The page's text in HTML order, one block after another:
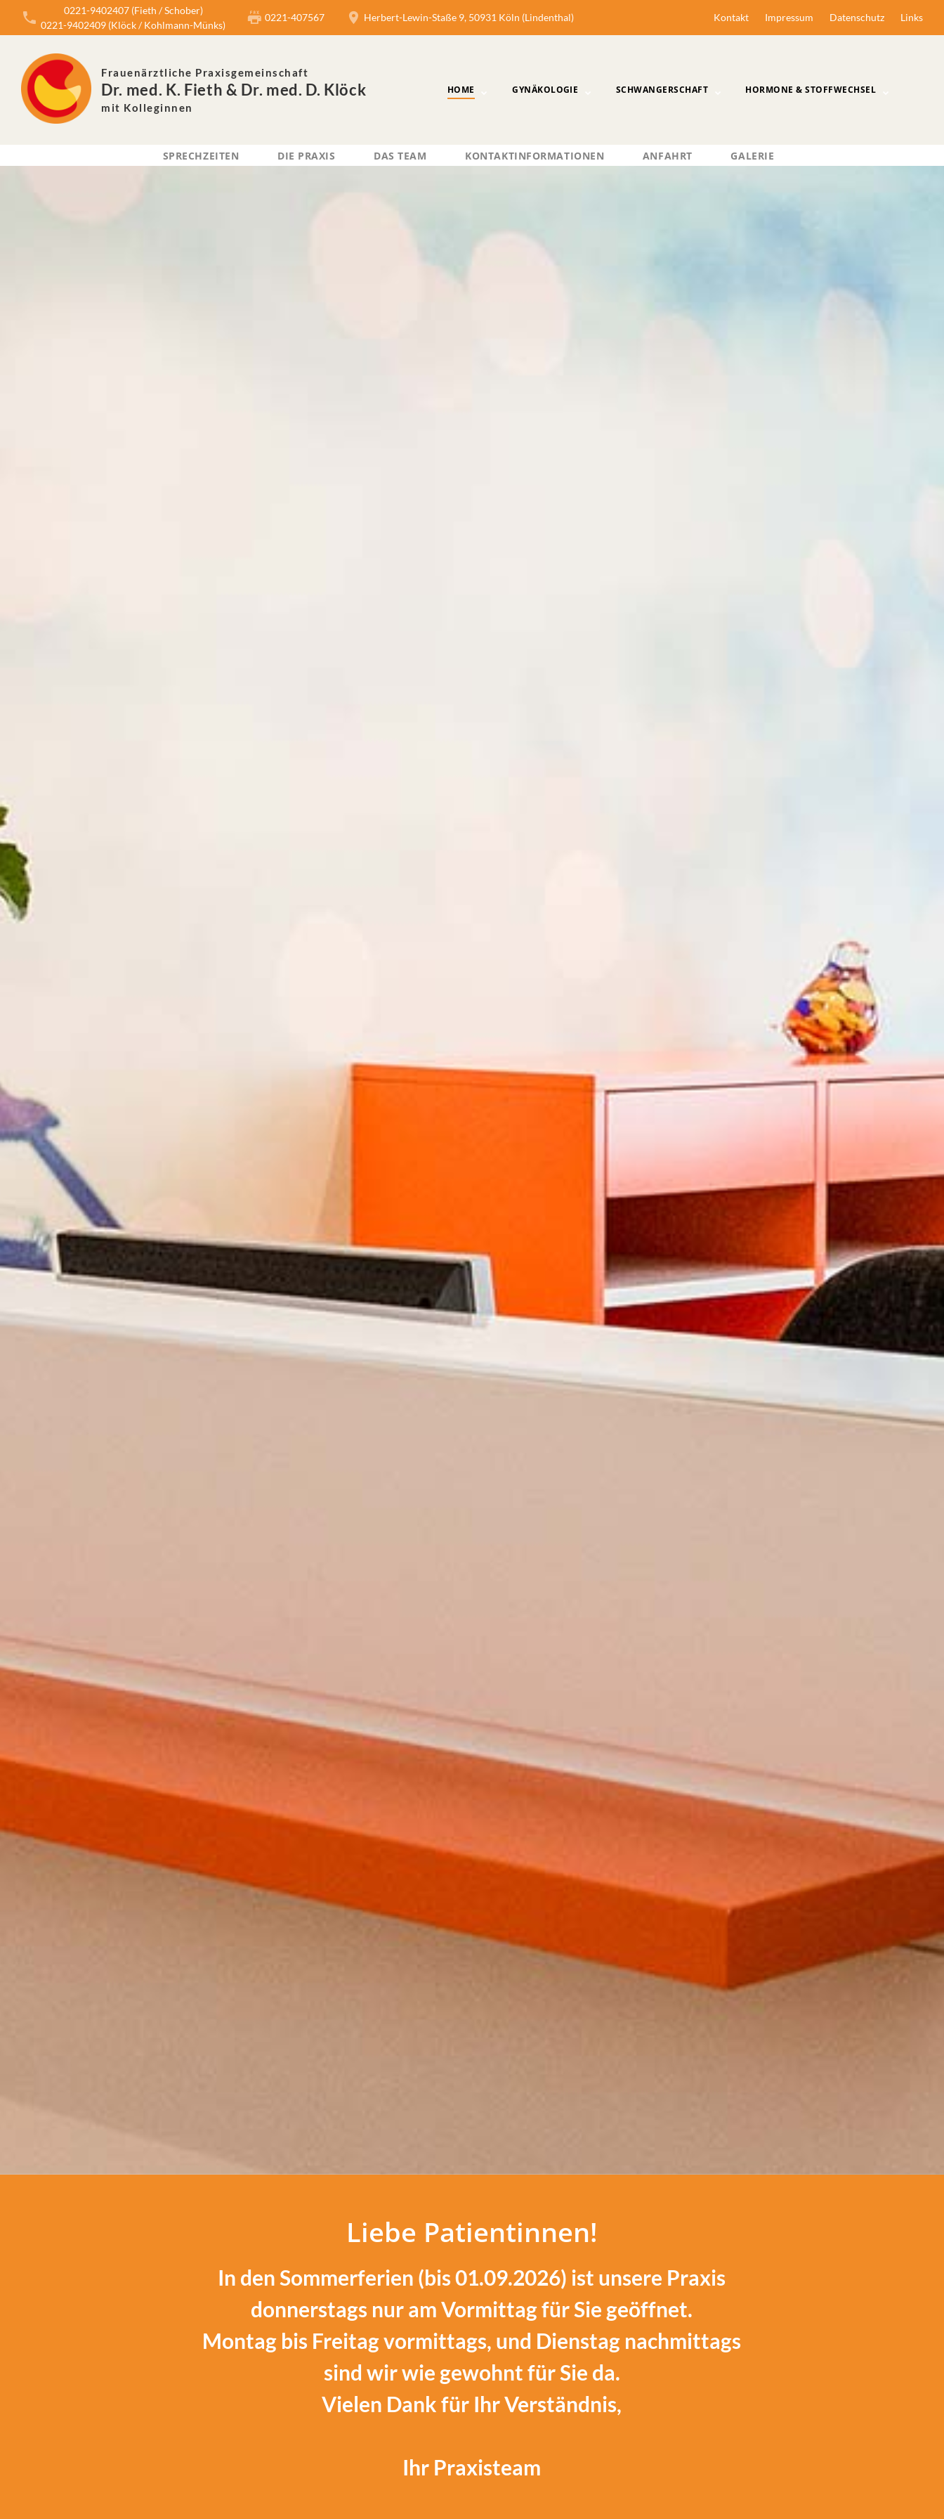
Frauenärztliche Praxisgemeinschaft
Dr. med. K. Fieth & Dr. med. D. Klöck
mit Kolleginnen
0221-9402407 (Fieth / Schober)
0221-9402409 (Klöck / Kohlmann-Münks)
0221-407567 Herbert-Lewin-Staße 9, 50931 Köln (Lindenthal) Kontakt Impressum Datenschutz Links
HOME GYNÄKOLOGIE SCHWANGERSCHAFT HORMONE & STOFFWECHSEL
SPRECHZEITEN DIE PRAXIS DAS TEAM KONTAKTINFORMATIONEN ANFAHRT GALERIE
Liebe Patientinnen!
In den Sommerferien (bis 01.09.2026) ist unsere Praxis
donnerstags nur am Vormittag für Sie geöffnet.
Montag bis Freitag vormittags, und Dienstag nachmittags
sind wir wie gewohnt für Sie da.
Vielen Dank für Ihr Verständnis,
Ihr Praxisteam